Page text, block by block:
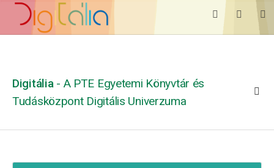
Digitália - A PTE Egyetemi Könyvtár és
Tudásközpont Digitális Univerzuma